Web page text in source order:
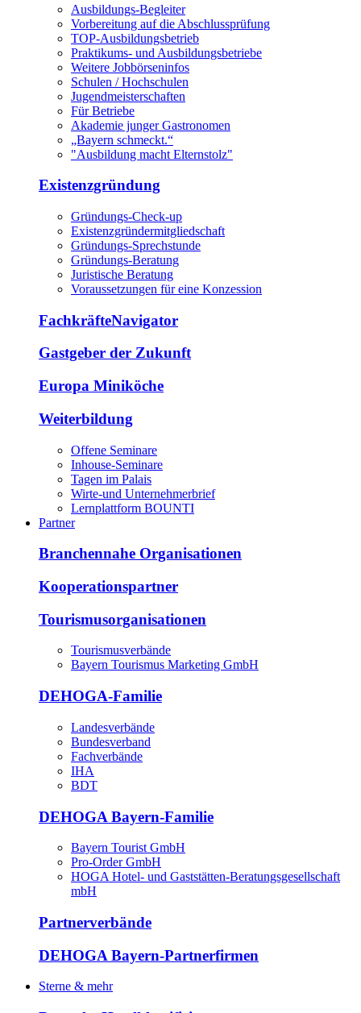
Ausbildungs-Begleiter
Vorbereitung auf die Abschlussprüfung
TOP-Ausbildungsbetrieb
Praktikums- und Ausbildungsbetriebe
Weitere Jobbörseninfos
Schulen / Hochschulen
Jugendmeisterschaften
Für Betriebe
Akademie junger Gastronomen
„Bayern schmeckt.“
"Ausbildung macht Elternstolz"
Existenzgründung
Gründungs-Check-up
Existenzgründermitgliedschaft
Gründungs-Sprechstunde
Gründungs-Beratung
Juristische Beratung
Voraussetzungen für eine Konzession
FachkräfteNavigator
Gastgeber der Zukunft
Europa Miniköche
Weiterbildung
Offene Seminare
Inhouse-Seminare
Tagen im Palais
Wirte-und Unternehmerbrief
Lernplattform BOUNTI
Partner
Branchennahe Organisationen
Kooperationspartner
Tourismusorganisationen
Tourismusverbände
Bayern Tourismus Marketing GmbH
DEHOGA-Familie
Landesverbände
Bundesverband
Fachverbände
IHA
BDT
DEHOGA Bayern-Familie
Bayern Tourist GmbH
Pro-Order GmbH
HOGA Hotel- und Gaststätten-Beratungsgesellschaft
mbH
Partnerverbände
DEHOGA Bayern-Partnerfirmen
Sterne & mehr